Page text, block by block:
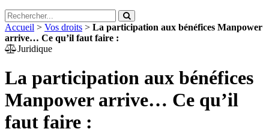
Accueil > Vos droits > La participation aux bénéfices Manpower
arrive… Ce qu’il faut faire :
Juridique
La participation aux bénéfices
Manpower arrive… Ce qu’il
faut faire :